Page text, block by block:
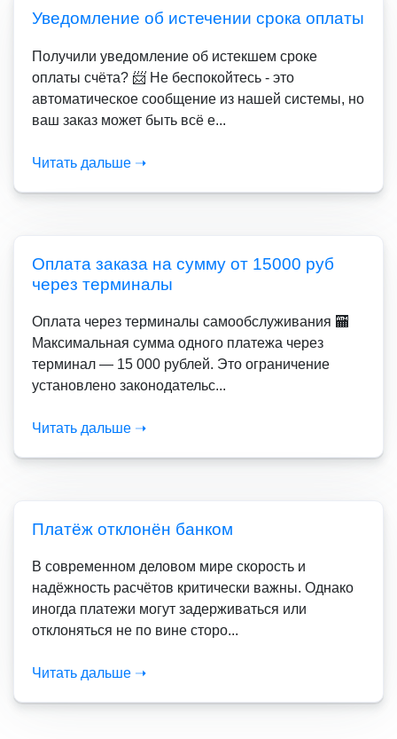
Уведомление об истечении срока оплаты
Получили уведомление об истекшем сроке
оплаты счёта? 📨 Не беспокойтесь - это
автоматическое сообщение из нашей системы, но
ваш заказ может быть всё е...
Читать дальше ➝
Оплата заказа на сумму от 15000 руб
через терминалы
Оплата через терминалы самообслуживания 🏧
Максимальная сумма одного платежа через
терминал — 15 000 рублей. Это ограничение
установлено законодательс...
Читать дальше ➝
Платёж отклонён банком
В современном деловом мире скорость и
надёжность расчётов критически важны. Однако
иногда платежи могут задерживаться или
отклоняться не по вине сторо...
Читать дальше ➝